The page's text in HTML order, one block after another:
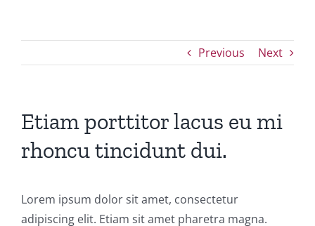
Previous Next
Etiam porttitor lacus eu mi
rhoncu tincidunt dui.
Lorem ipsum dolor sit amet, consectetur
adipiscing elit. Etiam sit amet pharetra magna.